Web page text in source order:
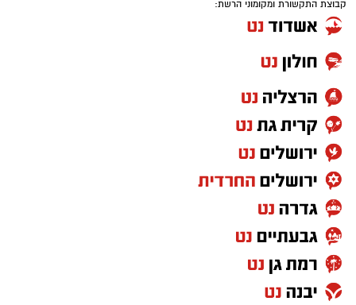
קבוצת התקשורת ומקומוני הרשת: